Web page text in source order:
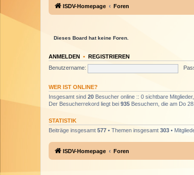
ISDV-Homepage Foren
Dieses Board hat keine Foren.
ANMELDEN • REGISTRIEREN
Benutzername:
WER IST ONLINE?
Insgesamt sind 20 Besucher online :: 0 sichtbare
Der Besucherrekord liegt bei 935 Besuchern, die am Do
STATISTIK
Beiträge insgesamt 577 • Themen insgesamt 303 •
ISDV-Homepage Foren